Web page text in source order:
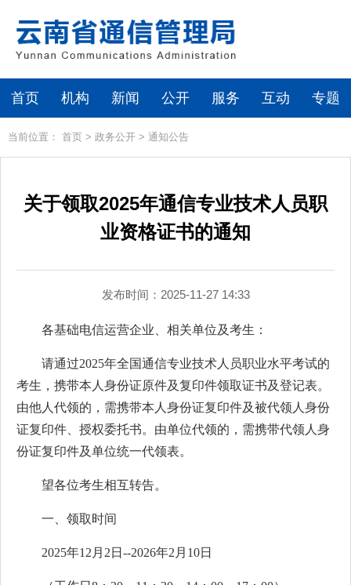
首页 机构 新闻 公开 服务 互动 专题
当前位置： 首页 > 政务公开 > 通知公告
关于领取2025年通信专业技术人员职
业资格证书的通知
发布时间：2025-11-27 14:33
各基础电信运营企业、相关单位及考生：
请通过2025年全国通信专业技术人员职业水平考试的
考生，携带本人身份证原件及复印件领取证书及登记表。
由他人代领的，需携带本人身份证复印件及被代领人身份
证复印件、授权委托书。由单位代领的，需携带代领人身
份证复印件及单位统一代领表。
望各位考生相互转告。
一、领取时间
2025年12月2日--2026年2月10日